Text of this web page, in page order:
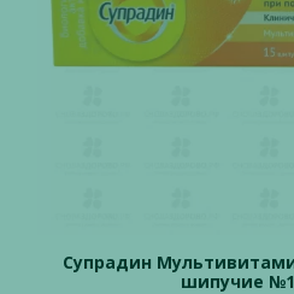
Супрадин
шипучие